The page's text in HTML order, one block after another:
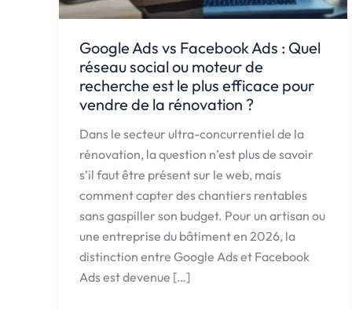
Google Ads vs Facebook Ads : Quel
réseau social ou moteur de
recherche est le plus efficace pour
vendre de la rénovation ?
Dans le secteur ultra-concurrentiel de la
rénovation, la question n’est plus de savoir
s’il faut être présent sur le web, mais
comment capter des chantiers rentables
sans gaspiller son budget. Pour un artisan ou
une entreprise du bâtiment en 2026, la
distinction entre Google Ads et Facebook
Ads est devenue […]